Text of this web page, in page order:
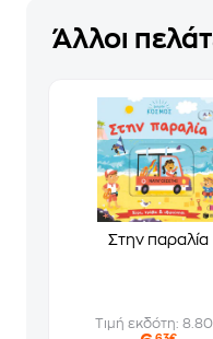
Άλλοι
Στην παραλία
Τιμή εκδότη: